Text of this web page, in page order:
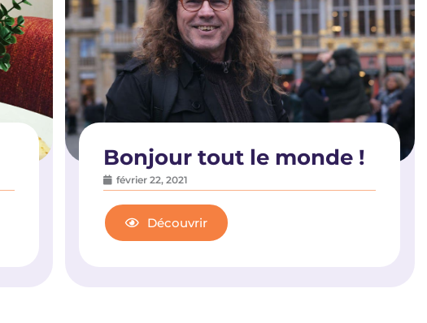
Bonjour tout le monde !
février 22, 2021
Découvrir